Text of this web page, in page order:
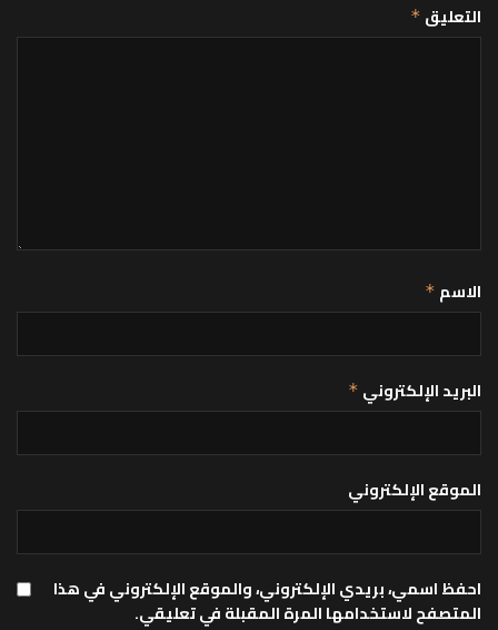
التعليق *
الاسم *
البريد الإلكتروني *
الموقع الإلكتروني
احفظ اسمي، بريدي الإلكتروني، والموقع الإلكتروني في هذا
المتصفح لاستخدامها المرة المقبلة في تعليقي.